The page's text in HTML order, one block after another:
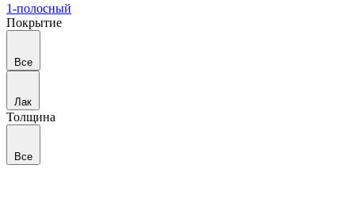
1-полосный
Покрытие
Все
Лак
Толщина
Все